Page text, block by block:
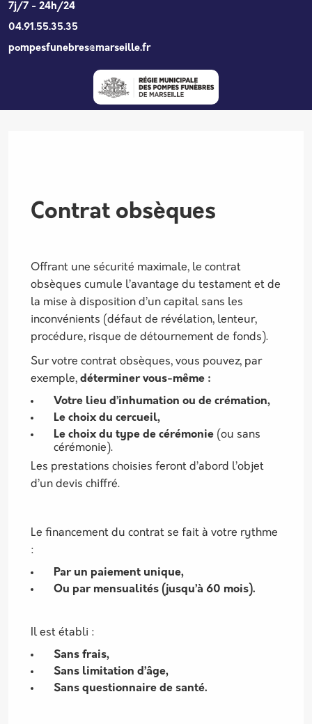
Aller au contenu principal
7j/7 - 24h/24
04.91.55.35.35
pompesfunebres@marseille.fr
Contrat obsèques
Description
Offrant une sécurité maximale, le contrat
obsèques cumule l’avantage du testament et de
la mise à disposition d’un capital sans les
inconvénients (défaut de révélation, lenteur,
procédure, risque de détournement de fonds).
Sur votre contrat obsèques, vous pouvez, par
exemple, déterminer vous-même :
Votre lieu d’inhumation ou de crémation,
Le choix du cercueil,
Le choix du type de cérémonie (ou sans
cérémonie).
Les prestations choisies feront d’abord l’objet
d’un devis chiffré.
Le financement du contrat se fait à votre rythme
:
Par un paiement unique,
Ou par mensualités (jusqu’à 60 mois).
Il est établi :
Sans frais,
Sans limitation d’âge,
Sans questionnaire de santé.